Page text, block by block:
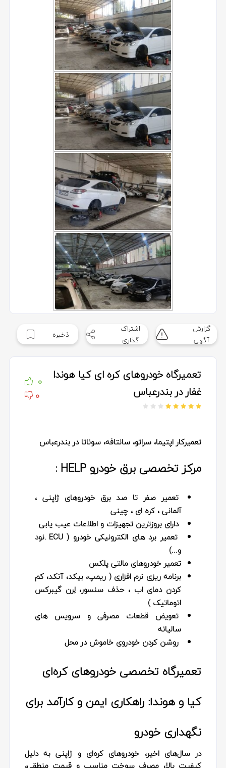
گزارش
آگهی
اشتراک
گذاری
ذخیره
تعمیرگاه خودروهای کره ای کیا هوندا
غفار در بندرعباس
0
0
تعمیرکار اپتیما، سراتو، سانتافه، سوناتا در بندرعباس
مرکز تخصصی برق خودرو HELP :
تعمیر صفر تا صد برق خودروهای ژاپنی ،
آلمانی ، کره ای ، چینی
دارای بروزترین تجهیزات و اطلاعات عیب یابی
تعمیر برد های الکترونیکی خودرو ( ECU .نود
و...)
تعمیر خودروهای مالتی پلکس
برنامه ریزی نرم افزاری ( ریمپ، بیکد، آنکد، کم
کردن دمای اب ، حذف سنسور، لِرن گیبرکس
اتوماتیک )
تعویض قطعات مصرفی و سرویس های
سالیانه
روشن کردن خودروی خاموش در محل
تعمیرگاه تخصصی خودروهای کره‌ای
کیا و هوندا: راهکاری ایمن و کارآمد برای
نگهداری خودرو
در سال‌های اخیر، خودروهای کره‌ای و ژاپنی به دلیل